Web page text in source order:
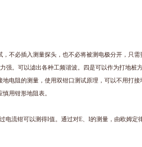
不必插入测量探头，也不必将被测电极分开，只需
强。可以滤出各种工频谐波。四是可以作为打地桩
电阻的测量，使用双钳口测试原理，可以不用打接
用钳形地阻表。
流钳可以测得I值。通过对E、I的测量，由欧姆定